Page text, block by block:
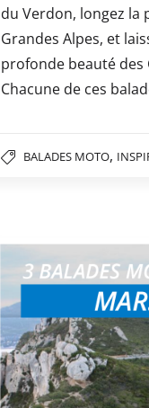
du Verdon, longez
Grandes Alpes, et
profonde beauté des
Chacune de ces
BALADES MOTO,